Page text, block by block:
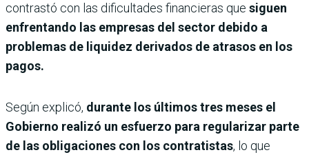
contrastó con las dificultades financieras que siguen
enfrentando las empresas del sector debido a
problemas de liquidez derivados de atrasos en los
pagos.
Según explicó, durante los últimos tres meses el
Gobierno realizó un esfuerzo para regularizar parte
de las obligaciones con los contratistas, lo que